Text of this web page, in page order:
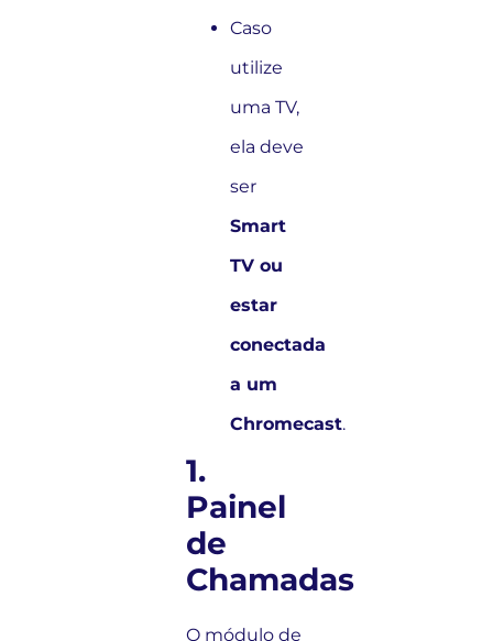
Caso
utilize
uma TV,
ela deve
ser
Smart
TV ou
estar
conectada
a um
Chromecast.
1.
Painel
de
Chamadas
O módulo de